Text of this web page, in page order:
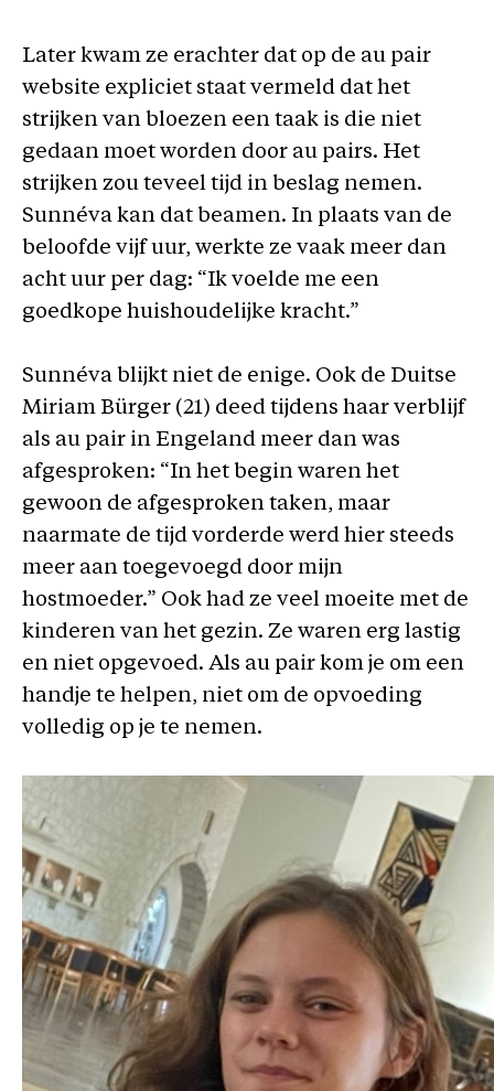
Later kwam ze erachter dat op de au pair
website expliciet staat vermeld dat het
strijken van bloezen een taak is die niet
gedaan moet worden door au pairs. Het
strijken zou teveel tijd in beslag nemen.
Sunnéva kan dat beamen. In plaats van de
beloofde vijf uur, werkte ze vaak meer dan
acht uur per dag: “Ik voelde me een
goedkope huishoudelijke kracht.”
Sunnéva blijkt niet de enige. Ook de Duitse
Miriam Bürger (21) deed tijdens haar verblijf
als au pair in Engeland meer dan was
afgesproken: “In het begin waren het
gewoon de afgesproken taken, maar
naarmate de tijd vorderde werd hier steeds
meer aan toegevoegd door mijn
hostmoeder.” Ook had ze veel moeite met de
kinderen van het gezin. Ze waren erg lastig
en niet opgevoed. Als au pair kom je om een
handje te helpen, niet om de opvoeding
volledig op je te nemen.